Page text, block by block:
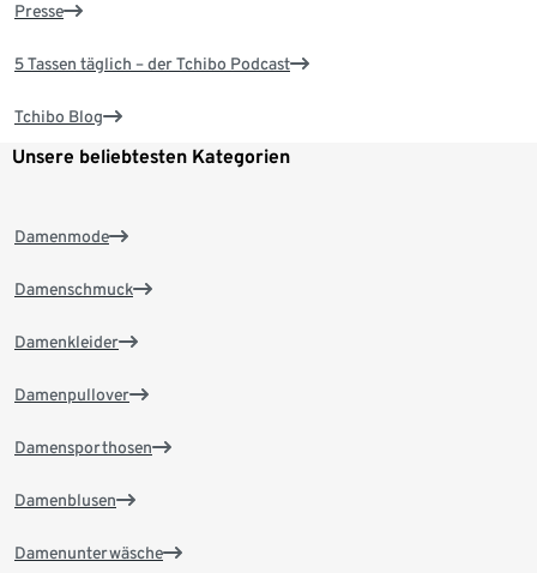
Presse
5 Tassen täglich – der Tchibo Podcast
Tchibo Blog
Unsere beliebtesten Kategorien
Damenmode
Damenschmuck
Damenkleider
Damenpullover
Damensporthosen
Damenblusen
Damenunterwäsche